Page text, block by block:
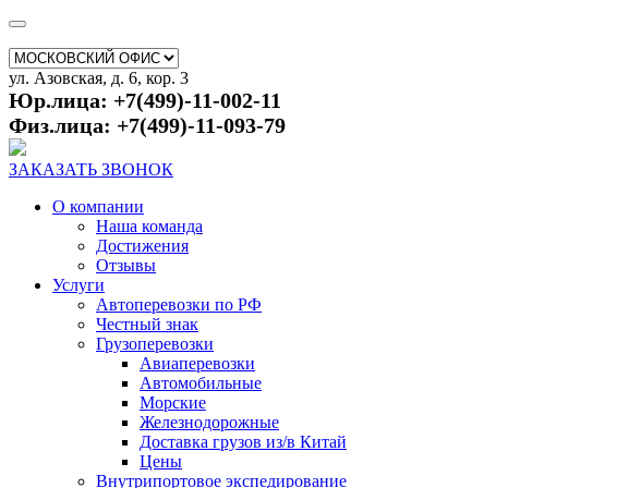
ул. Азовская, д. 6, кор. 3
Юр.лица: +7(499)-11-002-11
Физ.лица: +7(499)-11-093-79
ЗАКАЗАТЬ ЗВОНОК
О компании
Наша команда
Достижения
Отзывы
Услуги
Автоперевозки по РФ
Честный знак
Грузоперевозки
Авиаперевозки
Автомобильные
Морские
Железнодорожные
Доставка грузов из/в Китай
Цены
Внутрипортовое экспедирование